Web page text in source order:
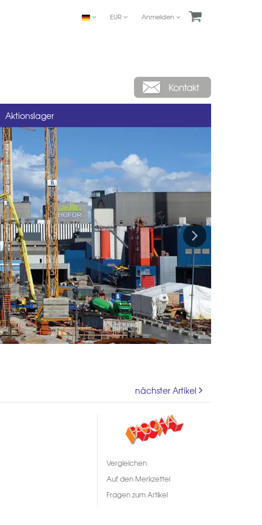
EUR Anmelden
Aktionslager
Next
nächster Artikel
Vergleichen
Auf den Merkzettel
Fragen zum Artikel